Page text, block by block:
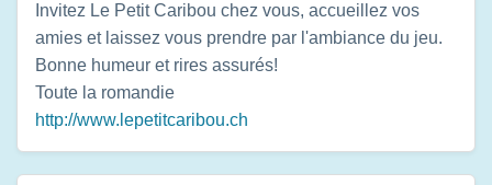
Invitez Le Petit Caribou chez vous, accueillez vos
amies et laissez vous prendre par l'ambiance du jeu.
Bonne humeur et rires assurés!
Toute la romandie
http://www.lepetitcaribou.ch